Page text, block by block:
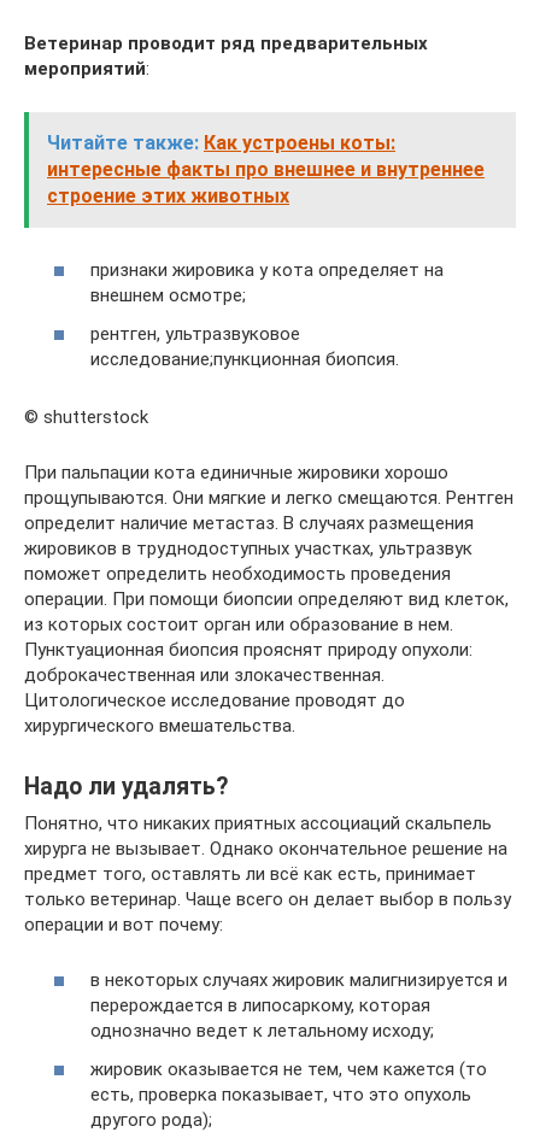
Ветеринар проводит ряд предварительных
мероприятий:
Читайте также: Как устроены коты:
интересные факты про внешнее и внутреннее
строение этих животных
признаки жировика у кота определяет на
внешнем осмотре;
рентген, ультразвуковое
исследование;пункционная биопсия.
© shutterstock
При пальпации кота единичные жировики хорошо
прощупываются. Они мягкие и легко смещаются. Рентген
определит наличие метастаз. В случаях размещения
жировиков в труднодоступных участках, ультразвук
поможет определить необходимость проведения
операции. При помощи биопсии определяют вид клеток,
из которых состоит орган или образование в нем.
Пунктуационная биопсия прояснят природу опухоли:
доброкачественная или злокачественная.
Цитологическое исследование проводят до
хирургического вмешательства.
Надо ли удалять?
Понятно, что никаких приятных ассоциаций скальпель
хирурга не вызывает. Однако окончательное решение на
предмет того, оставлять ли всё как есть, принимает
только ветеринар. Чаще всего он делает выбор в пользу
операции и вот почему:
в некоторых случаях жировик малигнизируется и
перерождается в липосаркому, которая
однозначно ведет к летальному исходу;
жировик оказывается не тем, чем кажется (то
есть, проверка показывает, что это опухоль
другого рода);